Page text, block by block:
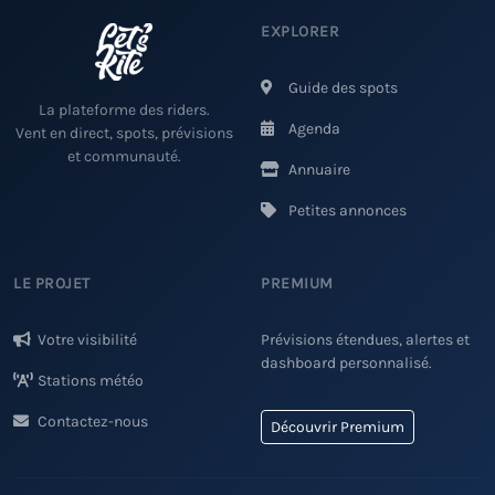
La plateforme des riders.
Vent en direct, spots, prévisions
et communauté.
EXPLORER
Guide des spots
Agenda
Annuaire
Petites annonces
LE PROJET
Votre visibilité
Stations météo
Contactez-nous
PREMIUM
Prévisions étendues, alertes et
dashboard personnalisé.
Découvrir Premium